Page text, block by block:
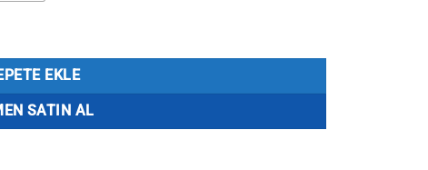
adet
EKLE
SATIN AL